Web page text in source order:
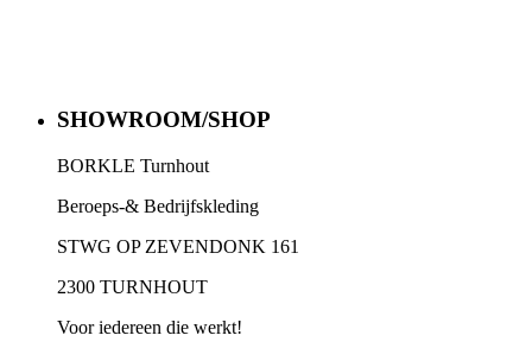
SHOWROOM/SHOP
BORKLE Turnhout
Beroeps-& Bedrijfskleding
STWG OP ZEVENDONK 161
2300 TURNHOUT
Voor iedereen die werkt!